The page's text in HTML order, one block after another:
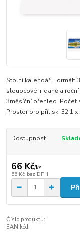
Stolní kalendář. Formát:
sloupcové + daně a roční
3měsíční přehled. Počet
Prostor pro přítisk: 32,1 x
Dostupnost
66 Kč/ks
55 Kč bez DPH
Číslo produktu:
EAN kód: